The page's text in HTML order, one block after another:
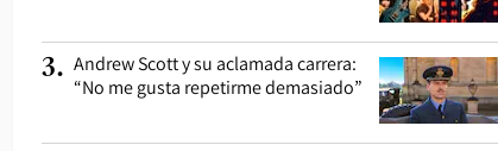
3. Andrew Scott y su aclamada carrera:
“No me gusta repetirme demasiado”